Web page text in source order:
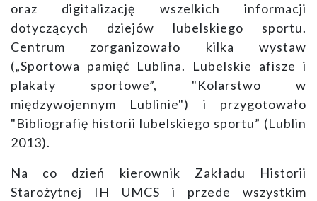
oraz digitalizację wszelkich informacji
dotyczących dziejów lubelskiego sportu.
Centrum zorganizowało kilka wystaw
(„Sportowa pamięć Lublina. Lubelskie afisze i
plakaty sportowe”, "Kolarstwo w
międzywojennym Lublinie") i przygotowało
"Bibliografię historii lubelskiego sportu” (Lublin
2013).
Na co dzień kierownik Zakładu Historii
Starożytnej IH UMCS i przede wszystkim